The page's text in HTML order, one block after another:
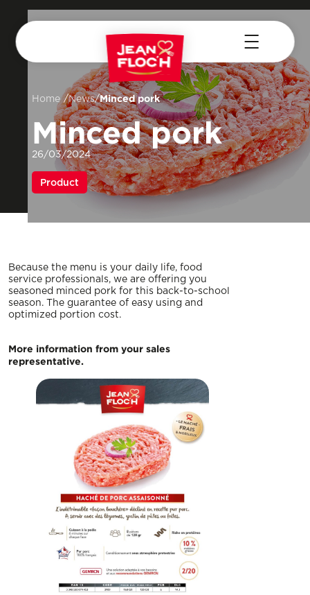
Home /News/Minced pork
Minced pork
26/03/2024
Product
Because the menu is your daily life, food
service professionals, we are offering you
seasoned minced pork for this back-to-school
season. The guarantee of easy using and
optimized portion cost.
More information from your sales
representative.